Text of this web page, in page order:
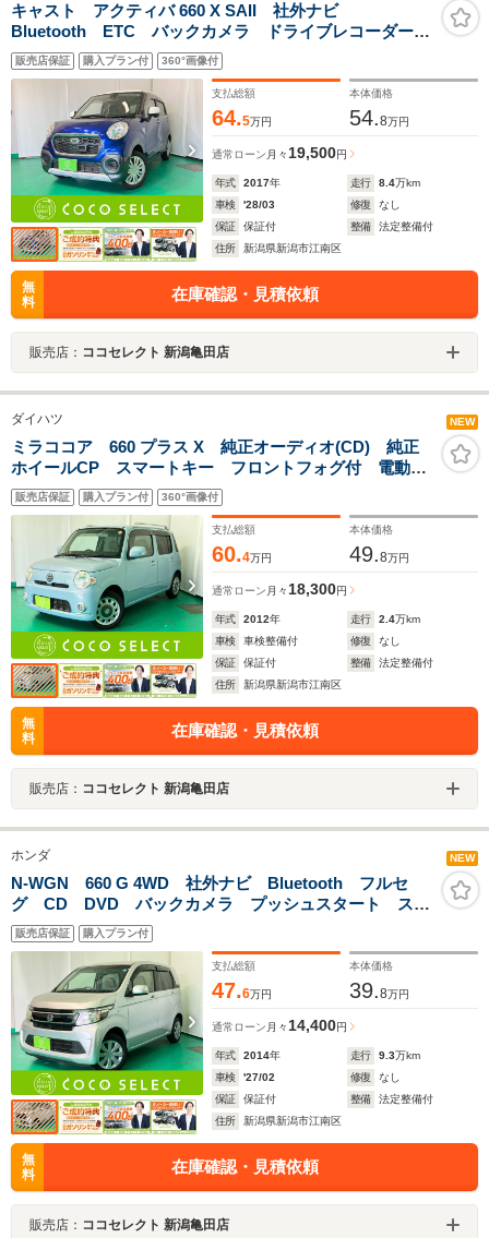
キャスト アクティバ 660 X SAII 社外ナビ
Bluetooth ETC バックカメラ ドライブレコーダー
衝突被害軽減ブレーキ アイドリングストップ スマー
トキー CD DVD
販売店保証 購入プラン付 360°画像付
支払総額
64.5万円
本体価格
54.8万円
通常ローン 月々 19,500円
年式 2017年 走行 8.4万km
車検
'28/03 修復
なし
保証
保証付 整備
法定整備付
住所
新潟県新潟市江南区
無
料
在庫確認・見積依頼
販売店： ココセレクト 新潟亀田店
ダイハツ NEW
ミラココア 660 プラス X 純正オーディオ(CD) 純正
ホイールCP スマートキー フロントフォグ付 電動格
納ミラー ルーフレール ベンチシート
販売店保証 購入プラン付 360°画像付
支払総額
60.4万円
本体価格
49.8万円
通常ローン 月々 18,300円
年式 2012年 走行 2.4万km
車検
車検整備付 修復
なし
保証
保証付 整備
法定整備付
住所
新潟県新潟市江南区
無
料
在庫確認・見積依頼
販売店： ココセレクト 新潟亀田店
ホンダ NEW
N-WGN 660 G 4WD 社外ナビ Bluetooth フルセ
グ CD DVD バックカメラ プッシュスタート スマ
ートキー オートエアコン ミラーヒーター 衝突被害
軽減ブレーキ ベンチシート
販売店保証 購入プラン付
支払総額
47.6万円
本体価格
39.8万円
通常ローン 月々 14,400円
年式 2014年 走行 9.3万km
車検
'27/02 修復
なし
保証
保証付 整備
法定整備付
住所
新潟県新潟市江南区
無
料
在庫確認・見積依頼
販売店： ココセレクト 新潟亀田店